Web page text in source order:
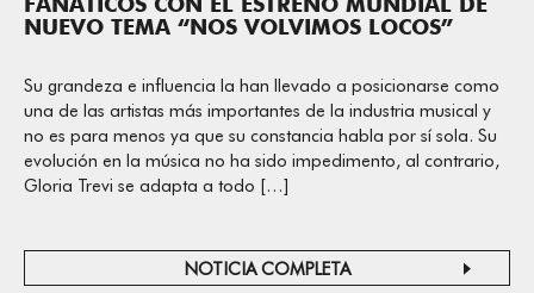
NUEVO TEMA “NOS VOLVIMOS LOCOS”
Su grandeza e influencia la han llevado a posicionarse como
una de las artistas más importantes de la industria musical y
no es para menos ya que su constancia habla por sí sola. Su
evolución en la música no ha sido impedimento, al contrario,
Gloria Trevi se adapta a todo […]
NOTICIA COMPLETA